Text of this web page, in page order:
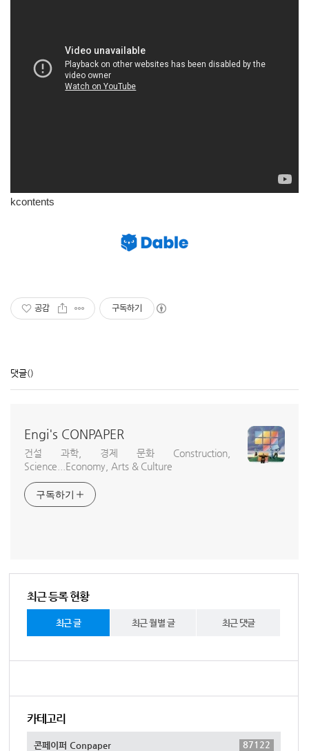
kcontents
공감 구독하기
댓글()
Engi's CONPAPER
건설 과학, 경제 문화 Construction,
Science...Economy, Arts & Culture
구독하기
최근 등록 현황
최근 글 최근 월별 글 최근 댓글
카테고리
콘페이퍼 Conpaper 87122